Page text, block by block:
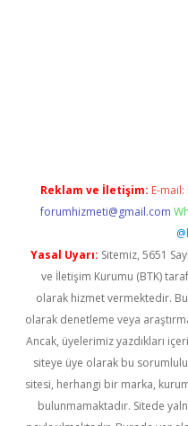
Reklam ve İletişim: E-mail:
forumhizmeti@gmail.com
Yasal Uyarı: Sitemiz, 5651
ve İletişim Kurumu (BTK)
olarak hizmet vermektedir.
olarak denetleme veya
Ancak, üyelerimiz yazdıkları
siteye üye olarak bu
sitesi, herhangi bir marka,
bulunmamaktadır. Sitede